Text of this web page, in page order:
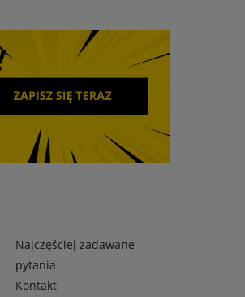
Najczęściej zadawane
pytania
Kontakt